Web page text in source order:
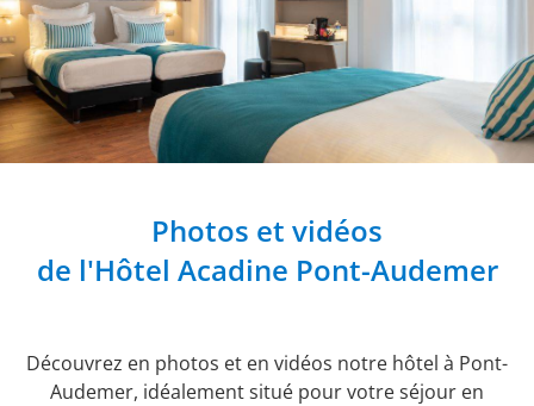
Photos et vidéos
de l'Hôtel Acadine Pont-Audemer
Découvrez en photos et en vidéos notre hôtel à Pont-
Audemer, idéalement situé pour votre séjour en